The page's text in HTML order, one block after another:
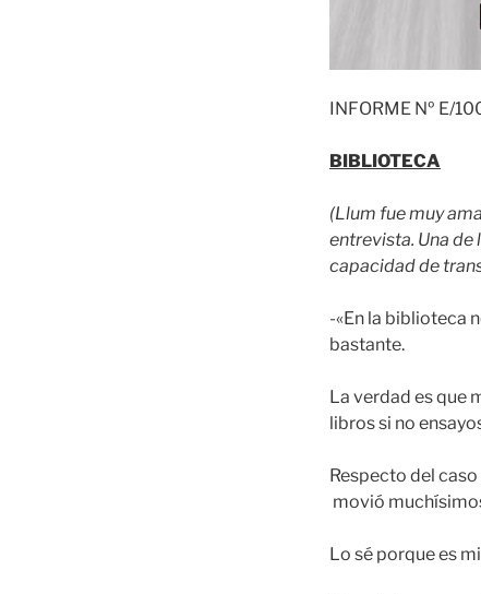
INFORME Nº E/
BIBLIOTECA
(Llum fue muy
entrevista. Una de
capacidad de
-«En la biblioteca
bastante.
La verdad es que
libros si no
Respecto del
movió
Lo sé porque es